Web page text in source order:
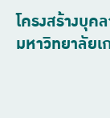
โครงสร้างบุ
มหาวิทยาลัย